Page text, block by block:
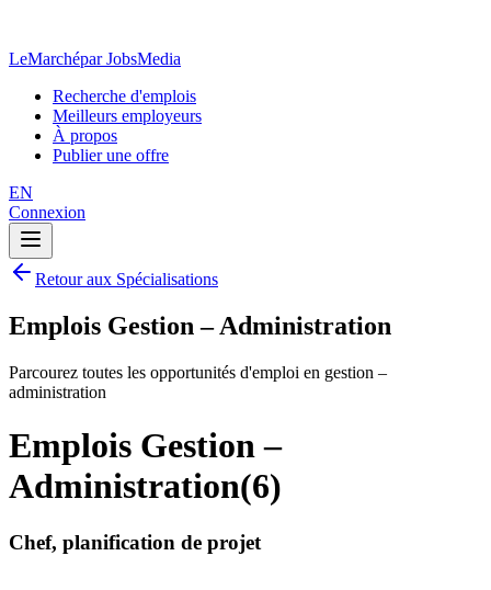
LeMarchépar JobsMedia
Recherche d'emplois
Meilleurs employeurs
À propos
Publier une offre
EN
Connexion
Retour aux Spécialisations
Emplois Gestion – Administration
Parcourez toutes les opportunités d'emploi en gestion –
administration
Emplois Gestion –
Administration(6)
Chef, planification de projet